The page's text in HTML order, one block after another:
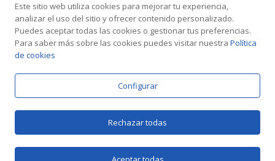
Política de Gestión
REDES SOCIALES
Este sitio web utiliza cookies para mejorar tu experiencia,
analizar el uso del sitio y ofrecer contenido personalizado.
Puedes aceptar todas las cookies o gestionar tus preferencias.
Para saber más sobre las cookies puedes visitar nuestra Política
de cookies
Configurar
Rechazar todas